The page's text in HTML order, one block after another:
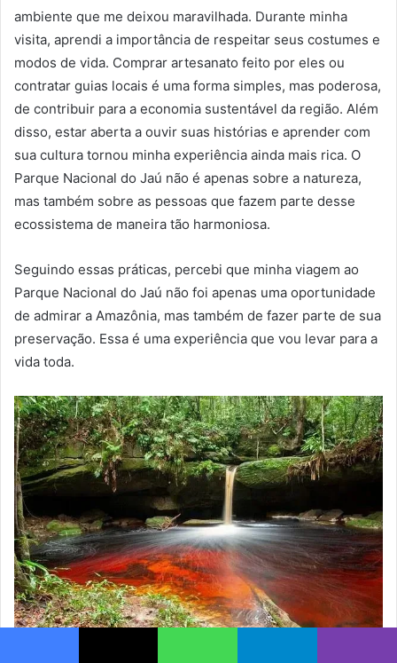
ambiente que me deixou maravilhada. Durante minha
visita, aprendi a importância de respeitar seus costumes e
modos de vida. Comprar artesanato feito por eles ou
contratar guias locais é uma forma simples, mas poderosa,
de contribuir para a economia sustentável da região. Além
disso, estar aberta a ouvir suas histórias e aprender com
sua cultura tornou minha experiência ainda mais rica. O
Parque Nacional do Jaú não é apenas sobre a natureza,
mas também sobre as pessoas que fazem parte desse
ecossistema de maneira tão harmoniosa.
Seguindo essas práticas, percebi que minha viagem ao
Parque Nacional do Jaú não foi apenas uma oportunidade
de admirar a Amazônia, mas também de fazer parte de sua
preservação. Essa é uma experiência que vou levar para a
vida toda.